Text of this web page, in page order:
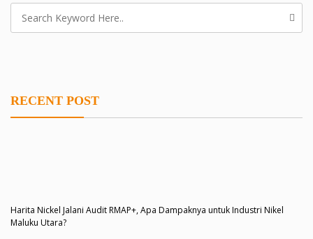
RECENT POST
Harita Nickel Jalani Audit RMAP+, Apa Dampaknya untuk Industri Nikel
Maluku Utara?